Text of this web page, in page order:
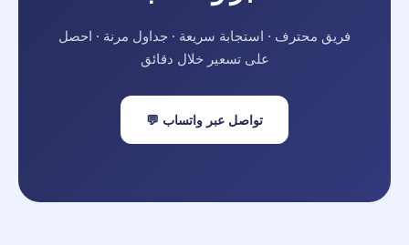
فريق محترف · استجابة سريعة · جداول مرنة · احصل
على تسعير خلال دقائق
تواصل عبر واتساب 💬